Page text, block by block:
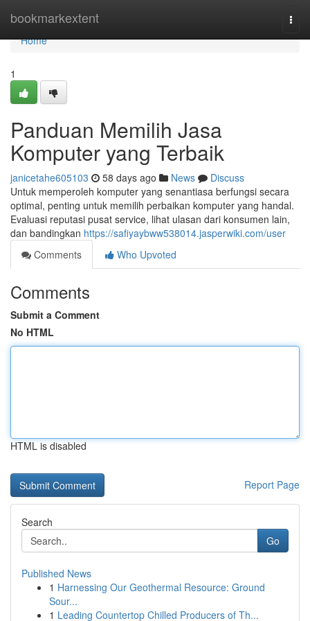
bookmarkextent
Home
Home
1
Panduan Memilih Jasa
Komputer yang Terbaik
janicetahe605103 58 days ago News
Discuss
Untuk memperoleh komputer yang senantiasa berfungsi secara
optimal, penting untuk memilih perbaikan komputer yang handal.
Evaluasi reputasi pusat service, lihat ulasan dari konsumen lain,
dan bandingkan https://safiyaybww538014.jasperwiki.com/user
Comments
Who Upvoted
Comments
Submit a Comment
No HTML
HTML is disabled
Report Page
Search
Go
Published News
1 Harnessing Our Geothermal Resource: Ground
Sour...
1 Leading Countertop Chilled Producers of Th...